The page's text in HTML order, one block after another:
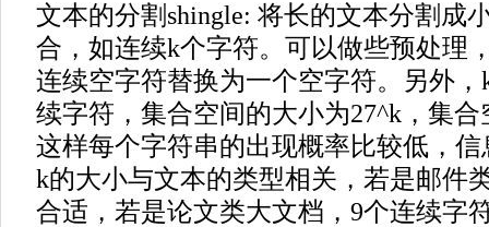
文本的分割shingle: 将长的文本分割成
合，如连续k个字符。可以做些预处理
连续空字符替换为一个空字符。另外
续字符，集合空间的大小为27^k，集
这样每个字符串的出现概率比较低，
k的大小与文本的类型相关，若是邮件
合适，若是论文类大文档，9个连续字